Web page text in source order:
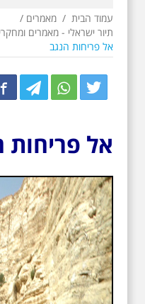
עמוד הבית / מאמרים /
תיור ישראלי - מאמרים
אל פריחות הנגב
Twitter
Twitter
אל פריחות